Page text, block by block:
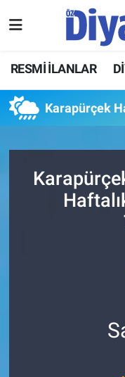
RESMİ İLANLAR
Karapürçek
ASAYİŞ
DİYARBAKIR
GÜNDEM
Hava Durumu
Namaz Vakitleri
Süper Lig
Son Dakika